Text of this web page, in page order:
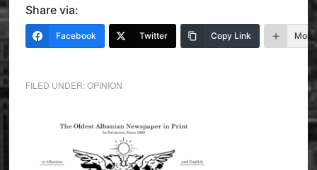
Share via:
Facebook Twitter Copy Link More
FILED UNDER:OPINION